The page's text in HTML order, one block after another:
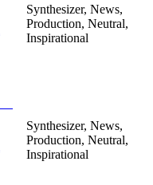
Synthesizer, News,
Production, Neutral,
Inspirational
Synthesizer, News,
Production, Neutral,
Inspirational